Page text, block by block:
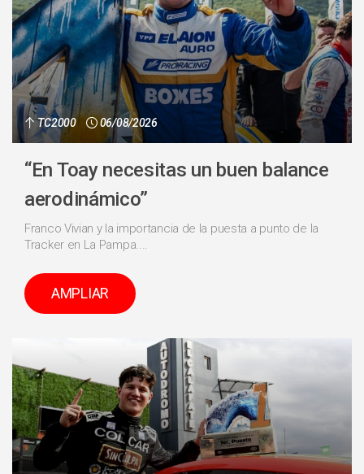
TC2000 06/08/2026
“En Toay necesitas un buen balance
aerodinámico”
Franco Vivian y la importancia de la puesta a punto de la
Tracker en La Pampa....
AMPLIAR